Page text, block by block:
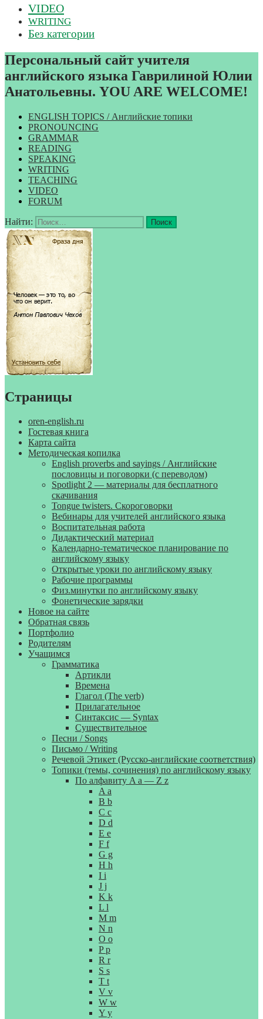
VIDEO
WRITING
Без категории
Персональный сайт учителя
английского языка Гаврилиной Юлии
Анатольевны. YOU ARE WELCOME!
ENGLISH TOPICS / Английские топики
PRONOUNCING
GRAMMAR
READING
SPEAKING
WRITING
TEACHING
VIDEO
FORUM
Найти:
Страницы
oren-english.ru
Гостевая книга
Карта сайта
Методическая копилка
English proverbs and sayings / Английские
пословицы и поговорки (с переводом)
Spotlight 2 — материалы для бесплатного
скачивания
Tongue twisters. Скороговорки
Вебинары для учителей английского языка
Воспитательная работа
Дидактический материал
Календарно-тематическое планирование по
английскому языку
Открытые уроки по английскому языку
Рабочие программы
Физ.минутки по английскому языку
Фонетические зарядки
Новое на сайте
Обратная связь
Портфолио
Родителям
Учащимся
Грамматика
Артикли
Времена
Глагол (The verb)
Прилагательное
Синтаксис — Syntax
Существительное
Песни / Songs
Письмо / Writing
Речевой Этикет (Русско-английские соответствия)
Топики (темы, сочинения) по английскому языку
По алфавиту A a — Z z
A a
B b
C c
D d
E e
F f
G g
H h
I i
J j
K k
L l
M m
N n
O o
P p
R r
S s
T t
V v
W w
Y y